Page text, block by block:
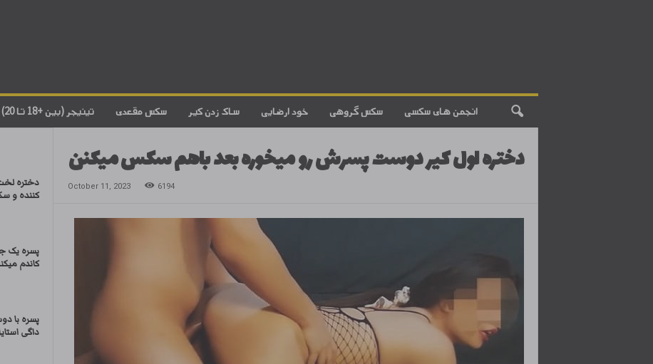
تینیجر (بین +18 تا 20) سکس مقعدی ساک زدن کیر خود ارضایی سکس گروهی انجمن های سکسی
دختره اول کیر دوست پسرش رو میخوره بعد باهم سکس میکنن
October 11, 2023 6194
دختره
کننده و
پسره یک
کاندم
پسره با
داگی